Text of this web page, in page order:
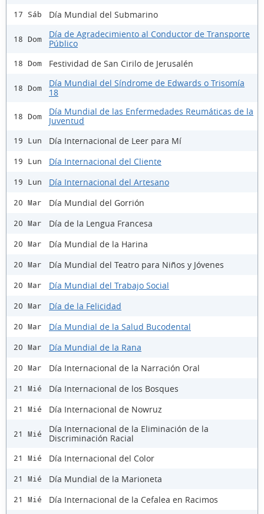
17 Sáb Día Mundial del Submarino
18 Dom
Día de Agradecimiento al Conductor de Transporte
Público
18 Dom Festividad de San Cirilo de Jerusalén
18 Dom
Día Mundial del Síndrome de Edwards o Trisomía
18
18 Dom
Día Mundial de las Enfermedades Reumáticas de la
Juventud
19 Lun Día Internacional de Leer para Mí
19 Lun Día Internacional del Cliente
19 Lun Día Internacional del Artesano
20 Mar Día Mundial del Gorrión
20 Mar Día de la Lengua Francesa
20 Mar Día Mundial de la Harina
20 Mar Día Mundial del Teatro para Niños y Jóvenes
20 Mar Día Mundial del Trabajo Social
20 Mar Día de la Felicidad
20 Mar Día Mundial de la Salud Bucodental
20 Mar Día Mundial de la Rana
20 Mar Día Internacional de la Narración Oral
21 Mié Día Internacional de los Bosques
21 Mié Día Internacional de Nowruz
21 Mié
Día Internacional de la Eliminación de la
Discriminación Racial
21 Mié Día Internacional del Color
21 Mié Día Mundial de la Marioneta
21 Mié Día Internacional de la Cefalea en Racimos